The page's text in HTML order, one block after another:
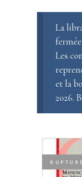
La
Les
et la
2026.